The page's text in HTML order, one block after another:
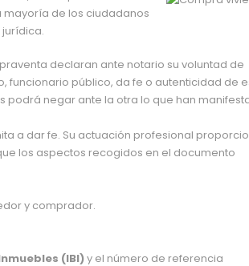
mayoría de los ciudadanos
declaran ante notario su voluntad de
funcionario público, da fe o autenticidad de
negar ante la otra lo que han
a dar fe. Su actuación profesional
los aspectos recogidos en el documento
y comprador.
(IBI)y el número de referencia